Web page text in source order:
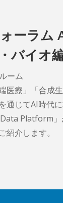
ーラム
バイオ
ーム
医療」「合成
通じてAI時代
Platform
介します。